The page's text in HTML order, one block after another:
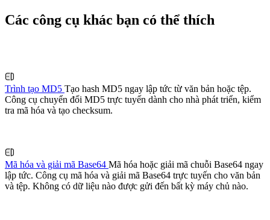
Các công cụ khác bạn có thể thích
Trình tạo MD5 Tạo hash MD5 ngay lập tức từ văn bản hoặc tệp.
Công cụ chuyển đổi MD5 trực tuyến dành cho nhà phát triển, kiểm
tra mã hóa và tạo checksum.
Mã hóa và giải mã Base64 Mã hóa hoặc giải mã chuỗi Base64 ngay
lập tức. Công cụ mã hóa và giải mã Base64 trực tuyến cho văn bản
và tệp. Không có dữ liệu nào được gửi đến bất kỳ máy chủ nào.